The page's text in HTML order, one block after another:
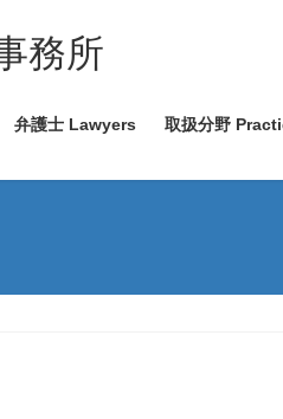
務所
弁護士 Lawyers 取扱分野